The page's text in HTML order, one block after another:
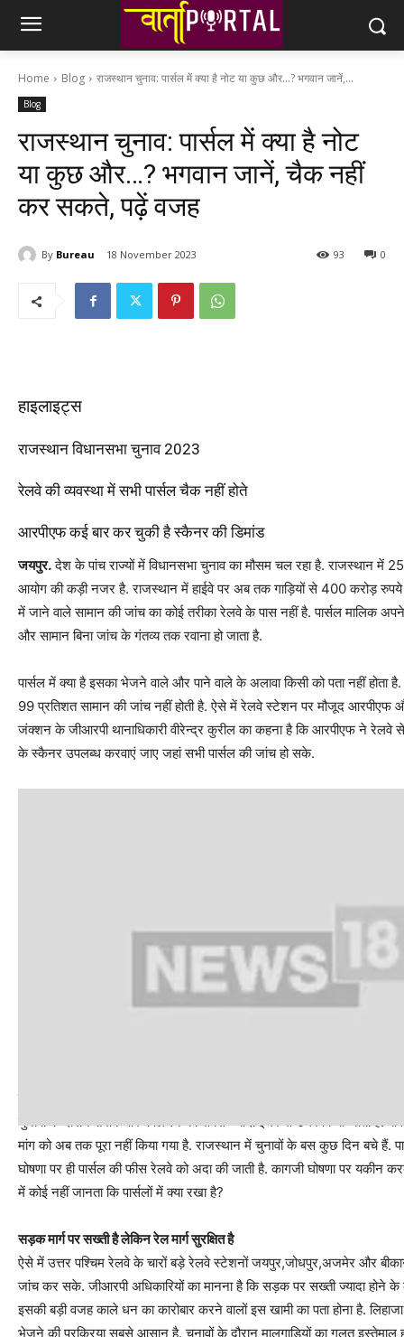
Home Blog राजस्थान चुनाव: पार्सल में क्या है नोट या कुछ और...? भगवान जानें,...
Blog
राजस्थान चुनाव: पार्सल में क्या है नोट
या कुछ और…? भगवान जानें, चैक नहीं
कर सकते, पढ़ें वजह
By Bureau 18 November 2023 0
93
हाइलाइट्स
राजस्थान विधानसभा चुनाव 2023
रेलवे की व्यवस्था में सभी पार्सल चैक नहीं होते
आरपीएफ कई बार कर चुकी है स्कैनर की डिमांड
जयपुर.देश के पांच राज्यों में विधानसभा चुनाव का मौसम चल रहा है. राजस्थान में
आयोग की कड़ी नजर है. राजस्थान में हाईवे पर अब तक गाड़ियों से 400 करोड़ रुपये
में जाने वाले सामान की जांच का कोई तरीका रेलवे के पास नहीं है. पार्सल मालिक
और सामान बिना जांच के गंतव्य तक रवाना हो जाता है.
पार्सल में क्या है इसका भेजने वाले और पाने वाले के अलावा किसी को पता नहीं होता
99 प्रतिशत सामान की जांच नहीं होती है. ऐसे में रेलवे स्टेशन पर मौजूद
जंक्शन के जीआरपी थानाधिकारी वीरेन्द्र कुरील का कहना है कि आरपीएफ ने रेलवे
के स्कैनर उपलब्ध करवाएं जाए जहां सभी पार्सल की जांच हो सके.
चुनावों के दौरान शराब और कालेधन को सबसे ज्यादा इधर से उधर किया जाता
मांग को अब तक पूरा नहीं किया गया है. राजस्थान में चुनावों के बस कुछ दिन बचे हैं.
घोषणा पर ही पार्सल की फीस रेलवे को अदा की जाती है. कागजी घोषणा पर यकीन
में कोई नहीं जानता कि पार्सलों में क्या रखा है?
सड़क मार्ग पर सख्ती है लेकिन रेल मार्ग सुरक्षित है
ऐसे में उत्तर पश्चिम रेलवे के चारों बड़े रेलवे स्टेशनों जयपुर,जोधपुर,अजमेर और
जांच कर सके. जीआरपी अधिकारियों का मानना है कि सड़क पर सख्ती ज्यादा होने
इसकी बड़ी वजह काले धन का कारोबार करने वालों इस खामी का पता होना है.
भेजने की प्रक्रिया सबसे आसान है. चुनावों के दौरान मालगाड़ियों का गलत इस्तेमाल